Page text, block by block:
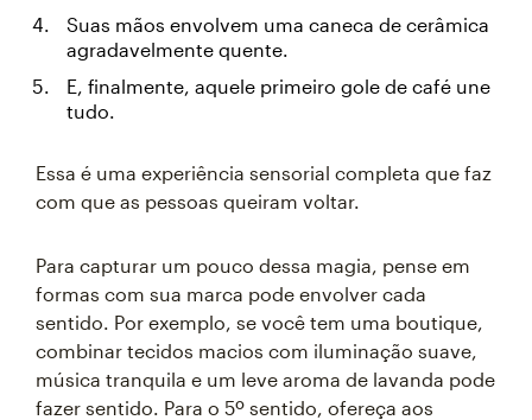
Suas mãos envolvem uma caneca de cerâmica
agradavelmente quente.
E, finalmente, aquele primeiro gole de café une
tudo.
Essa é uma experiência sensorial completa que faz
com que as pessoas queiram voltar.
Para capturar um pouco dessa magia, pense em
formas com sua marca pode envolver cada
sentido. Por exemplo, se você tem uma boutique,
combinar tecidos macios com iluminação suave,
música tranquila e um leve aroma de lavanda pode
fazer sentido. Para o 5º sentido, ofereça aos